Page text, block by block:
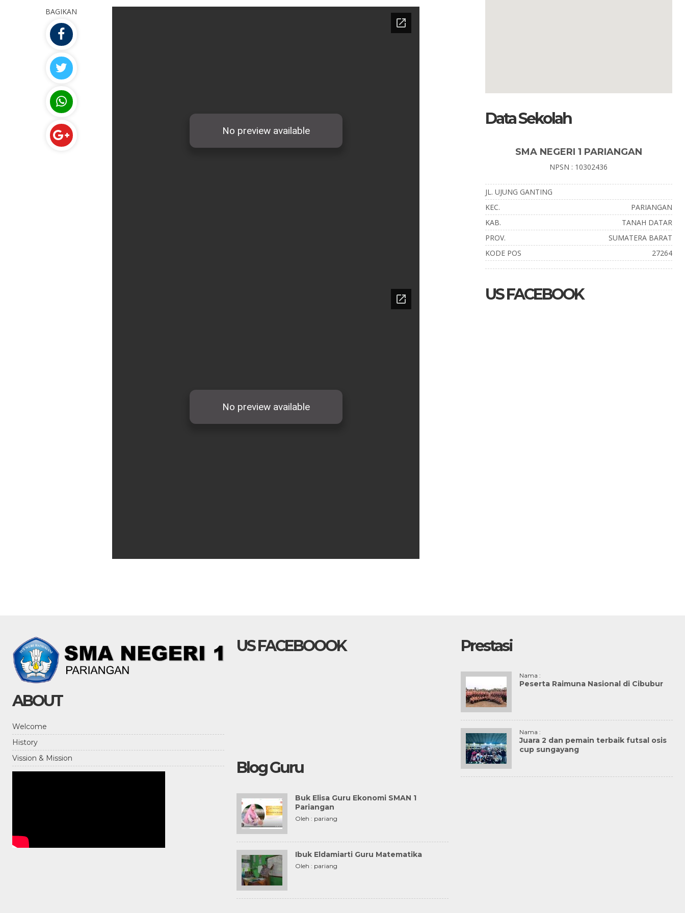
BAGIKAN
Data Sekolah
SMA NEGERI 1 PARIANGAN
NPSN : 10302436
JL. UJUNG GANTING
KEC.
PARIANGAN
KAB.
TANAH DATAR
PROV.
SUMATERA BARAT
KODE POS
27264
US FACEBOOK
ABOUT
Welcome
History
Vission & Mission
US FACEBOOOK
Blog Guru
Buk Elisa Guru Ekonomi SMAN 1
Pariangan
Oleh : pariang
Ibuk Eldamiarti Guru Matematika
Oleh : pariang
Prestasi
Nama :
Peserta Raimuna Nasional di Cibubur
Nama :
Juara 2 dan pemain terbaik futsal osis
cup sungayang